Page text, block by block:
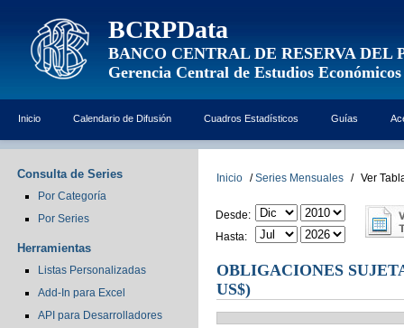
BCRPData
BANCO CENTRAL DE RESERVA DEL
Gerencia Central de Estudios Económicos
Inicio Calendario de Difusión Cuadros Estadísticos Guías
Consulta de Series
Por Categoría
Por Series
Herramientas
Listas Personalizadas
Add-In para Excel
API para Desarrolladores
Inicio / Series Mensuales / Ver
Desde:
Hasta:
OBLIGACIONES
US$)